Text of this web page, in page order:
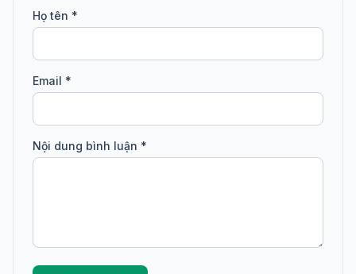
Họ tên *
Email *
Nội dung bình luận *